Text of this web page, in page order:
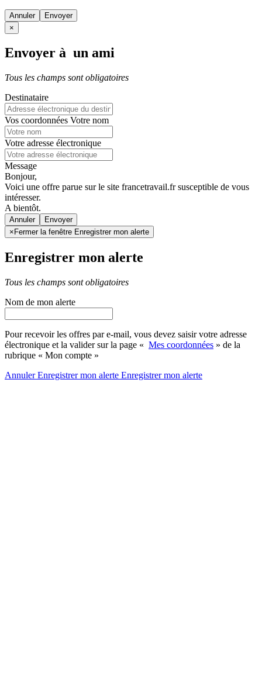
Annuler
×
Envoyer à un ami
Tous les champs sont obligatoires
Destinataire
Vos coordonnées Votre nom
Votre adresse électronique
Message
Bonjour,
Voici une offre parue sur le site francetravail.fr susceptible de vous
intéresser.
A bientôt.
Annuler
× Fermer la fenêtre Enregistrer mon alerte
Enregistrer mon alerte
Tous les champs sont obligatoires
Nom de mon alerte
Pour recevoir les offres par e-mail, vous devez saisir votre adresse
électronique et la valider sur la page « Mes coordonnées » de la
rubrique « Mon compte »
AnnulerEnregistrer mon alerte Enregistrermon alerte